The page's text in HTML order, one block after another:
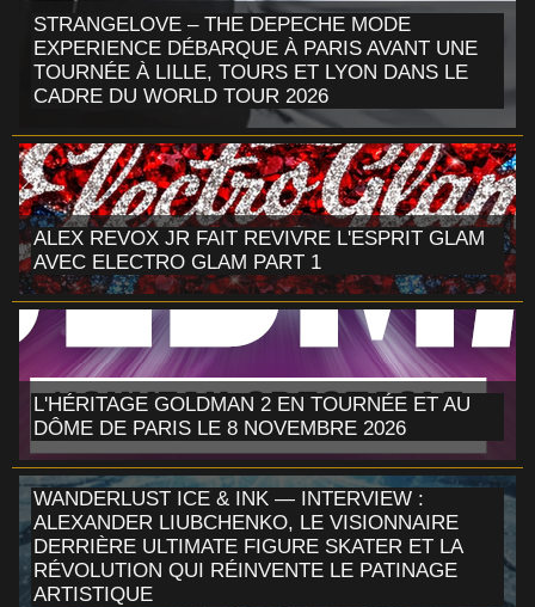
STRANGELOVE – THE DEPECHE MODE
EXPERIENCE DÉBARQUE À PARIS AVANT UNE
TOURNÉE À LILLE, TOURS ET LYON DANS LE
CADRE DU WORLD TOUR 2026
ALEX REVOX JR FAIT REVIVRE L'ESPRIT GLAM
AVEC ELECTRO GLAM PART 1
L'HÉRITAGE GOLDMAN 2 EN TOURNÉE ET AU
DÔME DE PARIS LE 8 NOVEMBRE 2026
WANDERLUST ICE & INK — INTERVIEW :
ALEXANDER LIUBCHENKO, LE VISIONNAIRE
DERRIÈRE ULTIMATE FIGURE SKATER ET LA
RÉVOLUTION QUI RÉINVENTE LE PATINAGE
ARTISTIQUE